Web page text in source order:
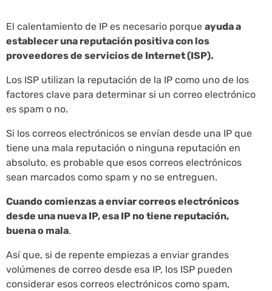
El calentamiento de IP es necesario porque ayuda a
establecer una reputación positiva con los
proveedores de servicios de Internet (ISP).
Los ISP utilizan la reputación de la IP como uno de los
factores clave para determinar si un correo electrónico
es spam o no.
Si los correos electrónicos se envían desde una IP que
tiene una mala reputación o ninguna reputación en
absoluto, es probable que esos correos electrónicos
sean marcados como spam y no se entreguen.
Cuando comienzas a enviar correos electrónicos
desde una nueva IP, esa IP no tiene reputación,
buena o mala.
Así que, si de repente empiezas a enviar grandes
volúmenes de correo desde esa IP, los ISP pueden
considerar esos correos electrónicos como spam,